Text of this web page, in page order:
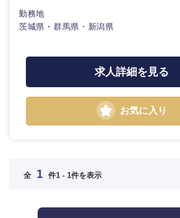
Webサー
ビス・制
（モノづ
くり）
金融専門
メディカ
ル
不動産専
不動産専門職
その他
コンサル・シンクタンク
広告・宣伝・印刷
マスメディア
法律・特許事務所・監査法人
人材・アウトソーシング
岐阜県 静岡県
近畿地方
滋賀県 京都府
勤務地
茨城県・群馬県・新潟県
求人詳細を見る
お気に入り
全 1 件1 - 1件を表示